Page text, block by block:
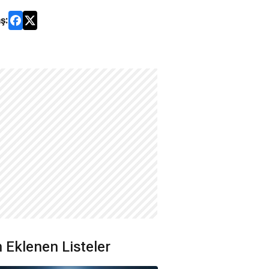
Eklenen Listeler